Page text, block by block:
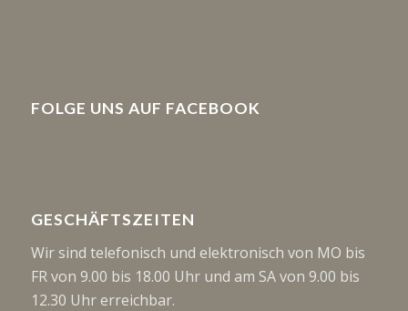
FOLGE UNS AUF FACEBOOK
GESCHÄFTSZEITEN
Wir sind telefonisch und elektronisch von MO bis
FR von 9.00 bis 18.00 Uhr und am SA von 9.00 bis
12.30 Uhr erreichbar.